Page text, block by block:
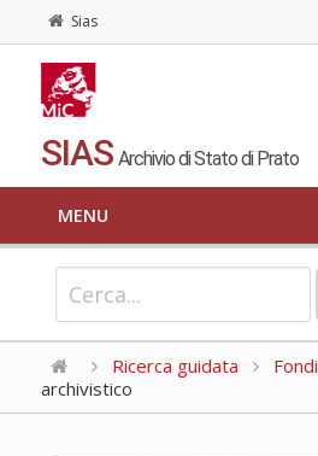
Sias
SIAS Archivio di Stato di Prato
MENU
Ricerca guidata Fondi
archivistico